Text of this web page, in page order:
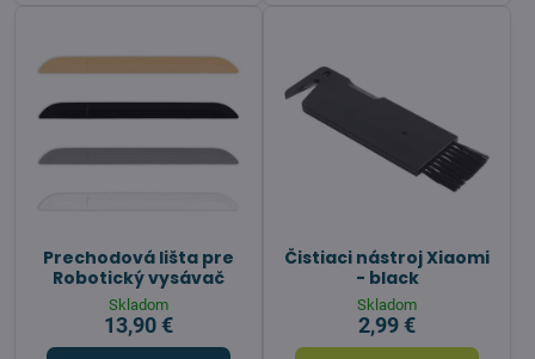
Prechodová lišta pre
Robotický vysávač
Skladom
13,90 €
Čistiaci nástroj Xiaomi
- black
Skladom
2,99 €